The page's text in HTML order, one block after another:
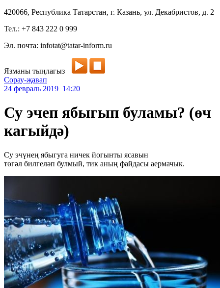
420066, Республика Татарстан, г. Казань, ул. Декабристов, д. 2
Тел.: +7 843 222 0 999
Эл. почта: infotat@tatar-inform.ru
Язманы тыңлагыз
Сорау-җавап
24 февраль 2019 14:20
Су эчеп ябыгып буламы? (өч
кагыйдә)
Су эчүнең ябыгуга ничек йогынты ясавын
төгәл билгеләп булмый, тик аның файдасы аермачык.